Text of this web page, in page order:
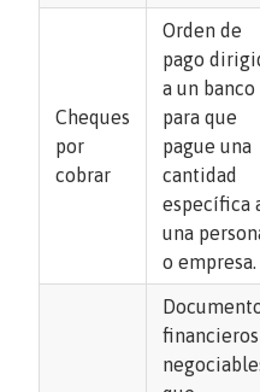
Cheques
por
cobrar
Orden de
pago
a un banco
para que
pague una
cantidad
específica
una
o empresa.
financieros